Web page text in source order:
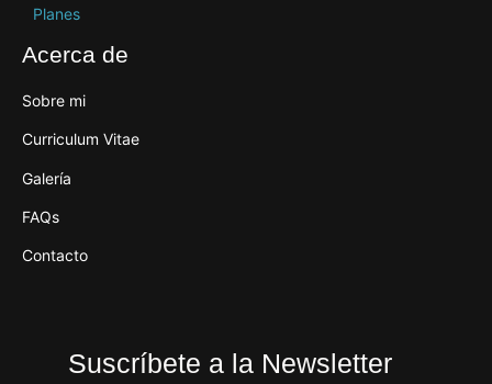
Planes
Acerca de
Sobre mi
Curriculum Vitae
Galería
FAQs
Contacto
Suscríbete a la Newsletter